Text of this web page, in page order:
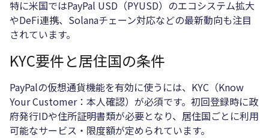
特に米国ではPayPal USD（PYUSD）のエコシステム拡大
やDeFi連携、Solanaチェーン対応などの最新動向も注目
されています。
KYC要件と居住国の条件
PayPalの仮想通貨機能を有効に使うには、KYC（Know
Your Customer：本人確認）が必須です。初回登録時に政
府発行IDや住所証明書類が必要となり、居住国ごとに利用
可能なサービス・限度額が定められています。